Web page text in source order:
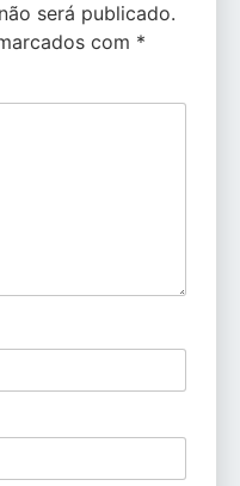
será publicado.
com *